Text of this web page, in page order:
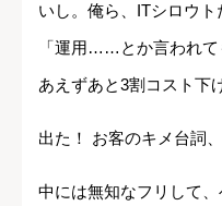
いし。俺ら、ITシロウト
「運用……とか言われて
あえずあと3割コスト下
出た！ お客のキメ台詞
中には無知なフリして